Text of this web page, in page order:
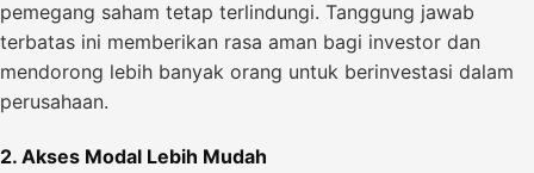
pemegang saham tetap terlindungi. Tanggung jawab
terbatas ini memberikan rasa aman bagi investor dan
mendorong lebih banyak orang untuk berinvestasi dalam
perusahaan.
2. Akses Modal Lebih Mudah